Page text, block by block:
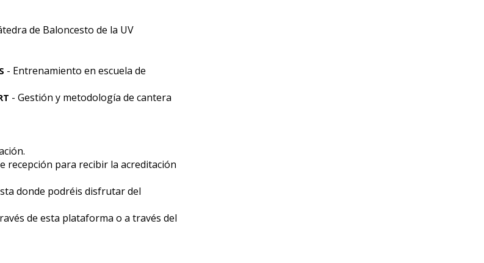
de Baloncesto de la UV
- Entrenamiento en escuela de
- Gestión y metodología de cantera
recepción para recibir la acreditación
donde podréis disfrutar del
de esta plataforma o a través del